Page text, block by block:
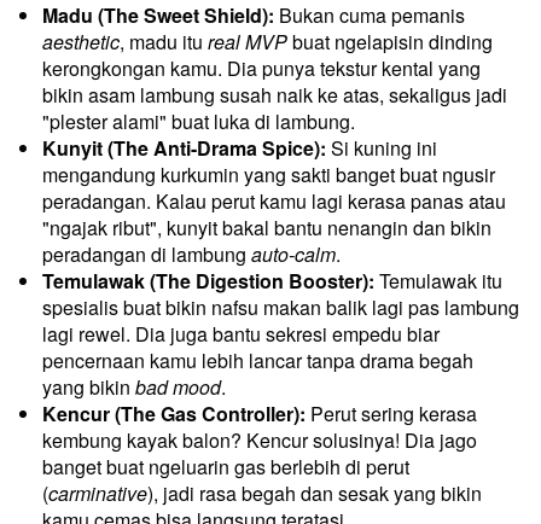
Madu (The Sweet Shield):
aesthetic, madu itu real MVP buat ngelapisin dinding
kerongkongan kamu. Dia punya tekstur kental yang
bikin asam lambung susah naik ke atas, sekaligus jadi
"plester alami" buat luka di lambung.
Kunyit (The Anti-Drama Spice): Si kuning ini
mengandung kurkumin yang sakti banget buat ngusir
peradangan. Kalau perut kamu lagi kerasa panas atau
"ngajak ribut", kunyit bakal bantu nenangin dan bikin
peradangan di lambung auto-calm.
Temulawak (The Digestion Booster): Temulawak itu
spesialis buat bikin nafsu makan balik lagi pas lambung
lagi rewel. Dia juga bantu sekresi empedu biar
pencernaan kamu lebih lancar tanpa drama begah
yang bikin bad mood.
Kencur (The Gas Controller): Perut sering kerasa
kembung kayak balon? Kencur solusinya! Dia jago
banget buat ngeluarin gas berlebih di perut
(carminative), jadi rasa begah dan sesak yang bikin